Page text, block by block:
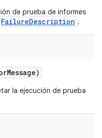
de prueba de informes
FailureDescription .
Message)
la ejecución de prueba